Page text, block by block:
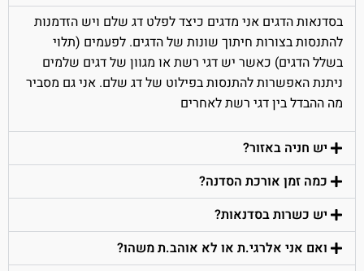
בסדנאות הדגים אני מדגים כיצד לפלט דג שלם ויש הזדמנות
להתנסות בצורות חיתוך שונות של הדגים. לפעמים (תלוי
בשלל הדגים) כאשר יש דגי רשת או מגוון של דגים שלמים
ניתנת האפשרות להתנסות בפילוט של דג שלם. אני גם מסביר
מה ההבדל בין דגי רשת לאחרים
יש חניה באזור?
כמה זמן אורכת הסדנה?
יש כשרות בסדנאות?
ואם אני אלרגי.ת או לא אוהב.ת משהו?